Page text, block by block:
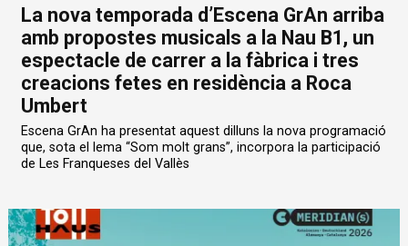
La nova temporada d’Escena GrAn arriba
amb propostes musicals a la Nau B1, un
espectacle de carrer a la fàbrica i tres
creacions fetes en residència a Roca
Umbert
Escena GrAn ha presentat aquest dilluns la nova programació
que, sota el lema “Som molt grans”, incorpora la participació
de Les Franqueses del Vallès